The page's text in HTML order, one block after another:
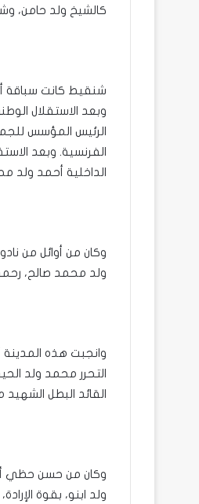
كالشيخ ولد حامن،
شنقيط كانت سباقة
وبعد الاستقلال
الرئيس المؤسس
الفرنسية. وبعد
الداخلية أحمد ولد
وكان من أوائل من
ولد محمد صالح،
وانجبت هذه المدينة
التحرر محمد ولد
القائد البطل الشهيد
وكان من حسن حظي
ولد ابنو، بقوة